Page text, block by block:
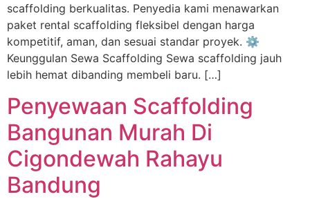
scaffolding berkualitas. Penyedia kami menawarkan
paket rental scaffolding fleksibel dengan harga
kompetitif, aman, dan sesuai standar proyek. ⚙️
Keunggulan Sewa Scaffolding Sewa scaffolding jauh
lebih hemat dibanding membeli baru. […]
Penyewaan Scaffolding
Bangunan Murah Di
Cigondewah Rahayu
Bandung